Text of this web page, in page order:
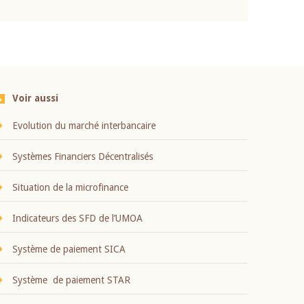
Voir aussi
Evolution du marché interbancaire
Systèmes Financiers Décentralisés
Situation de la microfinance
Indicateurs des SFD de l’UMOA
Système de paiement SICA
Système de paiement STAR